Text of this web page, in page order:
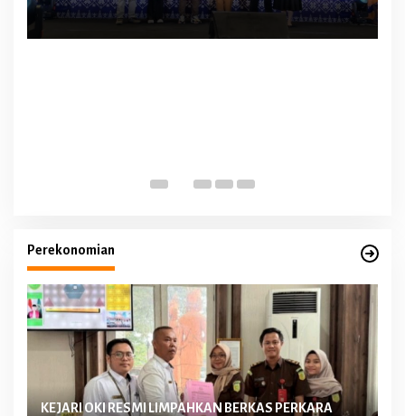
Perekonomian
KEJARI OKI RESMI LIMPAHKAN BERKAS PERKARA